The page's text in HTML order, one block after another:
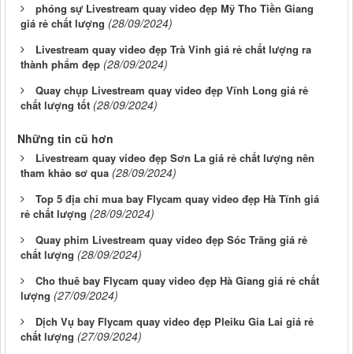
phóng sự Livestream quay video đẹp Mỹ Tho Tiền Giang
giá rẻ chất lượng (28/09/2024)
Livestream quay video đẹp Trà Vinh giá rẻ chất lượng ra
thành phẩm đẹp (28/09/2024)
Quay chụp Livestream quay video đẹp Vĩnh Long giá rẻ
chất lượng tốt (28/09/2024)
Những tin cũ hơn
Livestream quay video đẹp Sơn La giá rẻ chất lượng nên
tham khảo sơ qua (28/09/2024)
Top 5 địa chỉ mua bay Flycam quay video đẹp Hà Tĩnh giá
rẻ chất lượng (28/09/2024)
Quay phim Livestream quay video đẹp Sóc Trăng giá rẻ
chất lượng (28/09/2024)
Cho thuê bay Flycam quay video đẹp Hà Giang giá rẻ chất
lượng (27/09/2024)
Dịch Vụ bay Flycam quay video đẹp Pleiku Gia Lai giá rẻ
chất lượng (27/09/2024)